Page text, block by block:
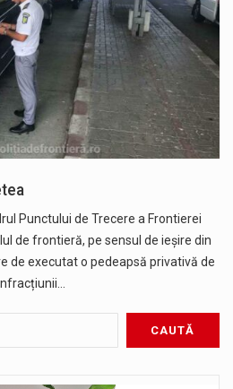
Punctului de Trecere a Frontierei
de frontieră, pe sensul de ieșire din
de executat o pedeapsă privativă de